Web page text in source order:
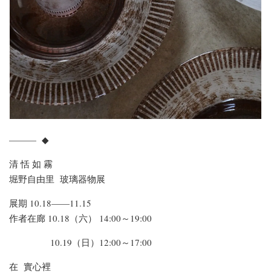
——— ◆
清 恬 如 霧
堀野自由里 玻璃器物展
展期 10.18——11.15
作者在廊 10.18（六） 14:00～19:00
10.19（日）12:00～17:00
在 實心裡